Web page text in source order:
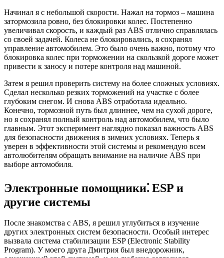
Начинал я с небольшой скорости. Нажал на тормоз – машина
затормозила ровно, без блокировки колес. Постепенно
увеличивал скорость, и каждый раз ABS отлично справлялась
со своей задачей. Колеса не блокировались, я сохранял
управление автомобилем. Это было очень важно, потому что
блокировка колес при торможении на скользкой дороге может
привести к заносу и потере контроля над машиной.
Затем я решил проверить систему на более сложных условиях.
Сделал несколько резких торможений на участке с более
глубоким снегом. И снова ABS отработала идеально.
Конечно, тормозной путь был длиннее, чем на сухой дороге,
но я сохранял полный контроль над автомобилем, что было
главным. Этот эксперимент наглядно показал важность ABS
для безопасности движения в зимних условиях. Теперь я
уверен в эффективности этой системы и рекомендую всем
автолюбителям обращать внимание на наличие ABS при
выборе автомобиля.
Электронные помощники⁚ ESP и
другие системы
После знакомства с ABS, я решил углубиться в изучение
других электронных систем безопасности. Особый интерес
вызвала система стабилизации ESP (Electronic Stability
Program). У моего друга Дмитрия был внедорожник,